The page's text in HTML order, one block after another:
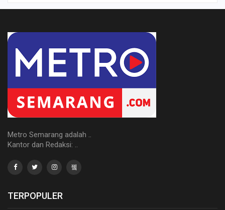
Metro Semarang adalah ..
Kantor dan Redaksi: ..
TERPOPULER